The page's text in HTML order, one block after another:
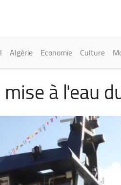
navigation
Algérie Economie Culture
à l'eau